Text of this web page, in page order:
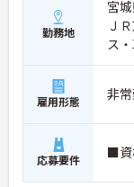
勤務地
宮
Ｊ
ス
雇用形態 非
応募要件 ■資